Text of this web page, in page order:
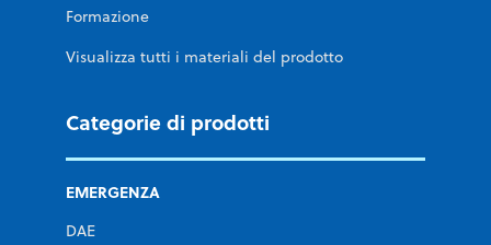
Formazione
Visualizza tutti i materiali del prodotto
Categorie di prodotti
EMERGENZA
DAE